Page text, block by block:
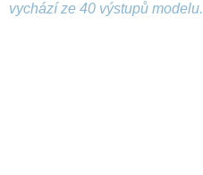
vychází ze 40 výstupů modelu.